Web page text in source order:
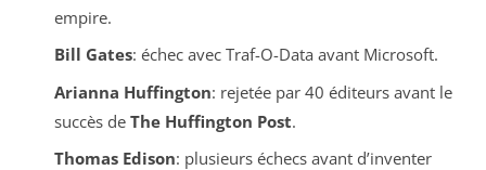
empire.
Bill Gates: échec avec Traf-O-Data avant Microsoft.
Arianna Huffington: rejetée par 40 éditeurs avant le
succès de The Huffington Post.
Thomas Edison: plusieurs échecs avant d’inventer